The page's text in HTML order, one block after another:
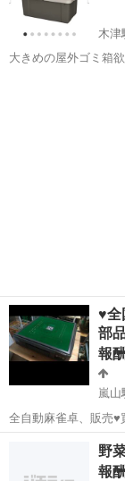
木津
大きめの屋外ゴミ箱
♥全
部
報
嵐山
全自動麻雀卓、販売♥
大体あります。 部品販売 修理も承
より値段もつくこと
買い取り。 売買、買
京都市
野
報